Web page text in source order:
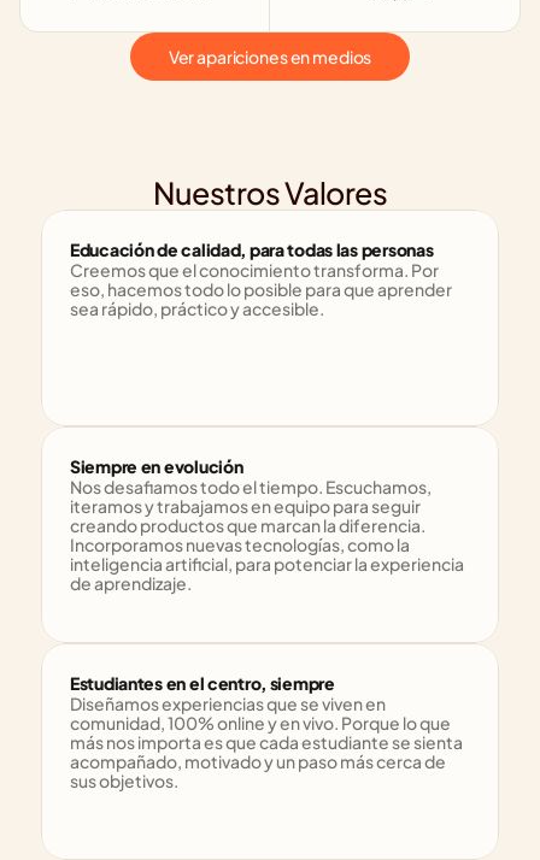
Ver apariciones en medios
Nuestros Valores
Educación de calidad, para todas las personas
Creemos que el conocimiento transforma. Por
eso, hacemos todo lo posible para que aprender
sea rápido, práctico y accesible.
Siempre en evolución
Nos desafiamos todo el tiempo. Escuchamos,
iteramos y trabajamos en equipo para seguir
creando productos que marcan la diferencia.
Incorporamos nuevas tecnologías, como la
inteligencia artificial, para potenciar la experiencia
de aprendizaje.
Estudiantes en el centro, siempre
Diseñamos experiencias que se viven en
comunidad, 100% online y en vivo. Porque lo que
más nos importa es que cada estudiante se sienta
acompañado, motivado y un paso más cerca de
sus objetivos.